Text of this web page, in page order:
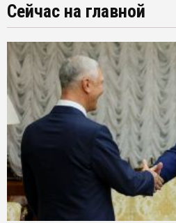
Сейчас на главной